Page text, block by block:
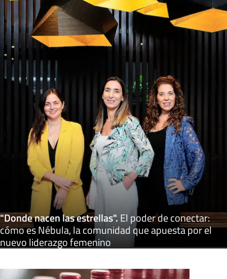
"Donde nacen las estrellas".El poder de conectar:
cómo es Nébula, la comunidad que apuesta por el
nuevo liderazgo femenino